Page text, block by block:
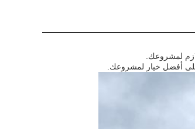
لمشروعك.
على أفضل خيار لمشروعك.